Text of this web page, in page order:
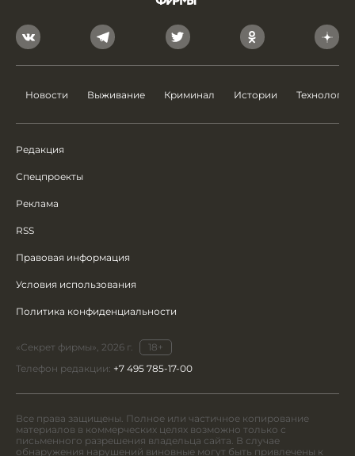
Новости Выживание Криминал Истории Технологии
Редакция
Спецпроекты
Реклама
RSS
Правовая информация
Условия использования
Политика конфиденциальности
«Секрет фирмы», 2026 г.
18+
Телефон редакции: +7 495 785-17-00
Все права защищены. Полное или частичное копирование
материалов в коммерческих целях возможно только с
письменного разрешения владельца сайта. В случае
обнаружения нарушений виновные могут быть привлечены к